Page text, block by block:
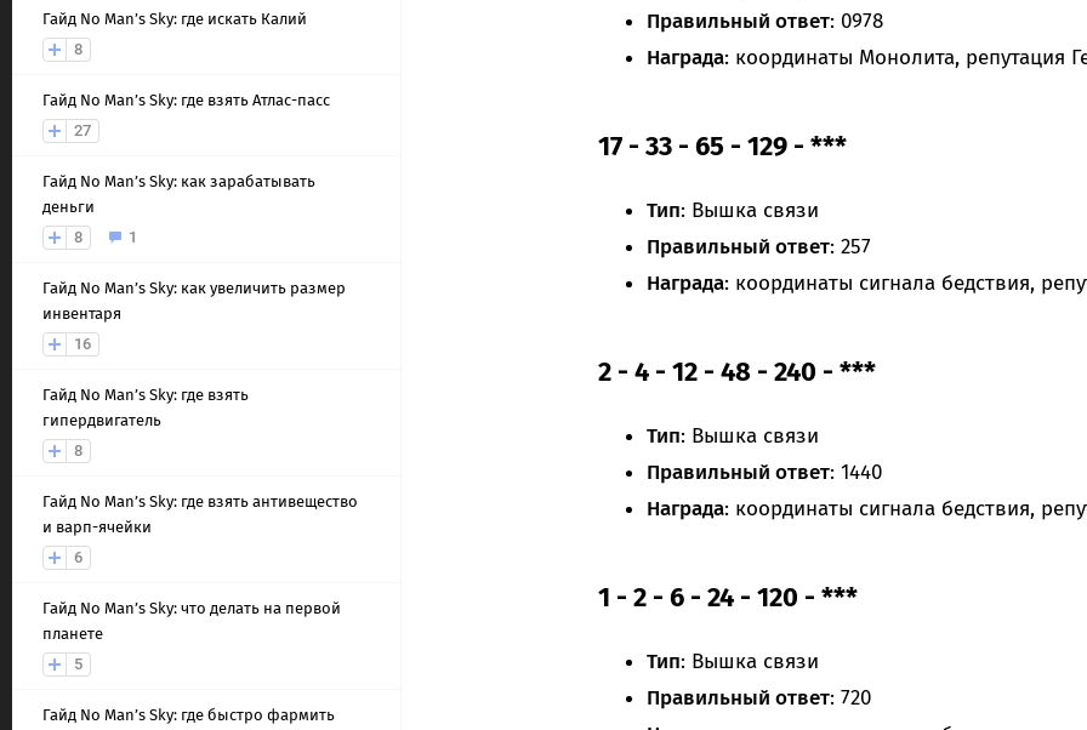
Гайд No Man’s Sky: где искать Калий
8
Гайд No Man’s Sky: где взять Атлас-пасс
27
Гайд No Man’s Sky: как зарабатывать
деньги
8
1
Гайд No Man’s Sky: как увеличить размер
инвентаря
16
Гайд No Man’s Sky: где взять
гипердвигатель
8
Гайд No Man’s Sky: где взять антивещество
и варп-ячейки
6
Гайд No Man’s Sky: что делать на первой
планете
5
Гайд No Man’s Sky: где быстро фармить
Правильный ответ: 0978
Награда: координаты Монолита, репутация
17 - 33 - 65 - 129 - ***
Тип: Вышка связи
Правильный ответ: 257
Награда: координаты сигнала бедствия,
2 - 4 - 12 - 48 - 240 - ***
Тип: Вышка связи
Правильный ответ: 1440
Награда: координаты сигнала бедствия,
1 - 2 - 6 - 24 - 120 - ***
Тип: Вышка связи
Правильный ответ: 720